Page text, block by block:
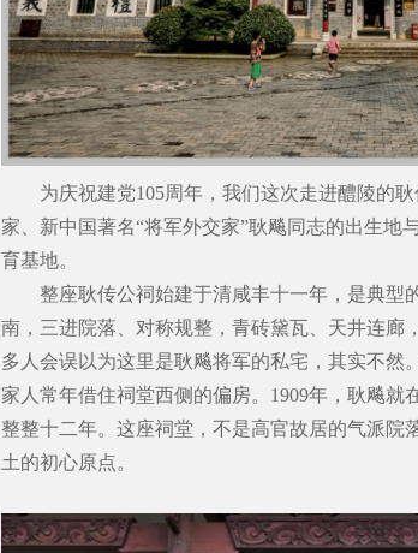
为庆祝建党105周年，我们这次走进醴陵的耿
家、新中国著名“将军外交家”耿飚同志的出生地
育基地。
整座耿传公祠始建于清咸丰十一年，是典型
南，三进院落、对称规整，青砖黛瓦、天井连廊
多人会误以为这里是耿飚将军的私宅，其实不然
家人常年借住祠堂西侧的偏房。 1909年，耿飚就
整整十二年。这座祠堂，不是高官故居的气派院
土的初心原点。